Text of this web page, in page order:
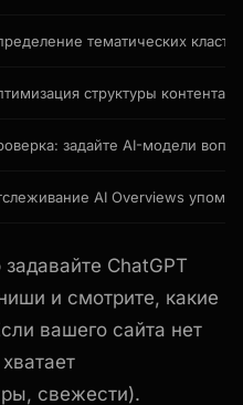
тематических
структуры контента
задайте AI-модели
AI Overviews
ChatGPT
и смотрите, какие
вашего сайта нет
свежести).